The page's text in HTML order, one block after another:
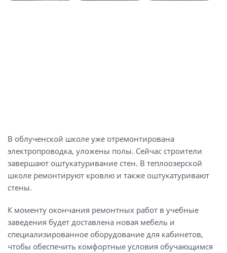
В облученской школе уже отремонтирована
электропроводка, уложены полы. Сейчас строители
завершают оштукатуривание стен. В теплоозерской
школе ремонтируют кровлю и также оштукатуривают
стены.
К моменту окончания ремонтных работ в учебные
заведения будет доставлена новая мебель и
специализированное оборудование для кабинетов,
чтобы обеспечить комфортные условия обучающимся